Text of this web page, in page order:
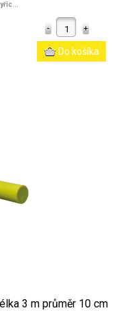
3 m průměr 10 cm